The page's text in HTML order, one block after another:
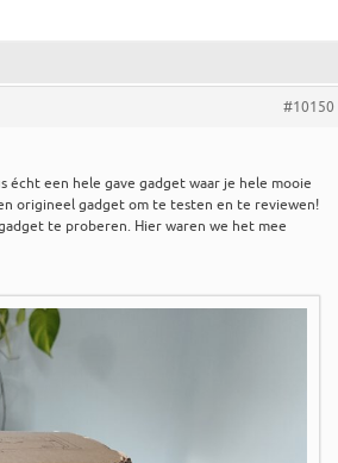
#10150
écht een hele gave gadget waar je hele mooie
origineel gadget om te testen en te reviewen!
te proberen. Hier waren we het mee